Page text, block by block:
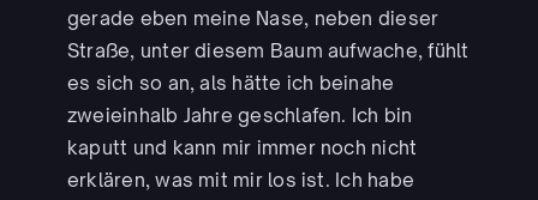
gerade eben meine Nase, neben dieser
Straße, unter diesem Baum aufwache, fühlt
es sich so an, als hätte ich beinahe
zweieinhalb Jahre geschlafen. Ich bin
kaputt und kann mir immer noch nicht
erklären, was mit mir los ist. Ich habe